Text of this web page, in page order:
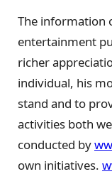
The information
entertainment
richer
individual, his
stand and to
activities both
conducted by
own initiatives.